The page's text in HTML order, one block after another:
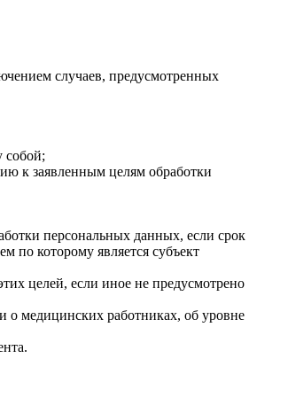
случаев, предусмотренных
собой;
к заявленным целям обработки
персональных данных, если срок
по которому является субъект
целей, если иное не предусмотрено
о медицинских работниках, об уровне